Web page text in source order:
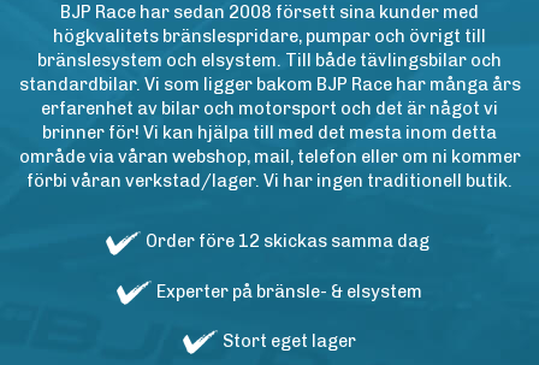
BJP Race har sedan 2008 försett sina kunder med
högkvalitets bränslespridare, pumpar och övrigt till
bränslesystem och elsystem. Till både tävlingsbilar och
standardbilar. Vi som ligger bakom BJP Race har många års
erfarenhet av bilar och motorsport och det är något vi
brinner för! Vi kan hjälpa till med det mesta inom detta
område via våran webshop, mail, telefon eller om ni kommer
förbi våran verkstad/lager. Vi har ingen traditionell butik.
Order före 12 skickas samma dag
Experter på bränsle- & elsystem
Stort eget lager